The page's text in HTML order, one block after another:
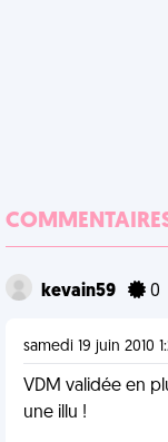
kevain59 0
samedi 19 juin 2010
VDM validée en
une illu !